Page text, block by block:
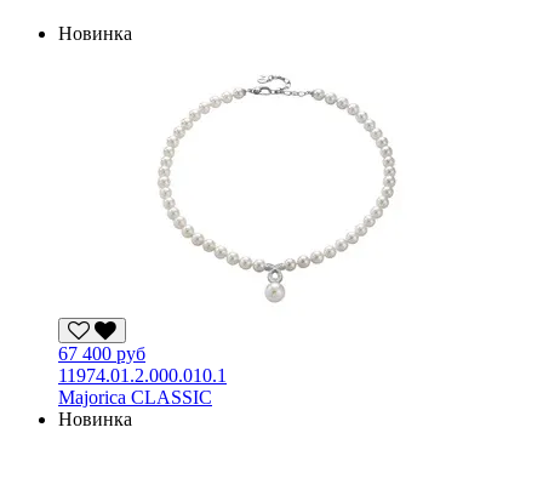
Новинка
67 400 руб
11974.01.2.000.010.1
Majorica CLASSIC
Новинка